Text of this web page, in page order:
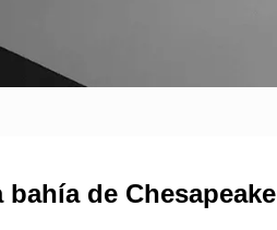
de Chesapeake